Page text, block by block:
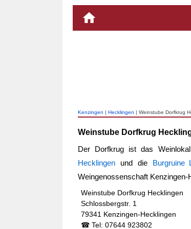
Kenzingen | Hecklingen | Weinstube Dorfkrug
Weinstube Dorfkrug
Der Dorfkrug ist das
Hecklingen und die Burgruine
Weingenossenschaft
Weinstube Dorfkrug Hecklingen
Schlossbergstr. 1
79341 Kenzingen-Hecklingen
☎ Tel: 07644 923802